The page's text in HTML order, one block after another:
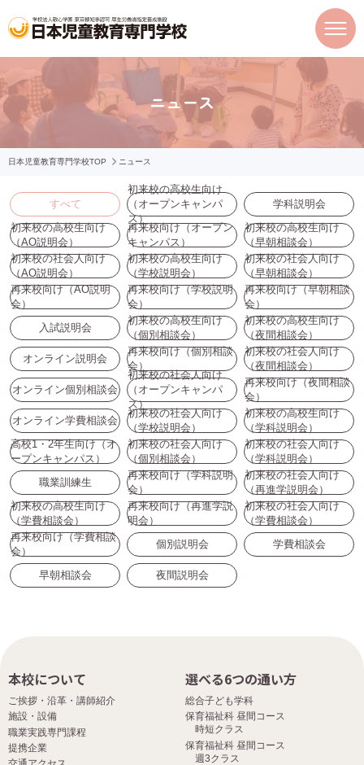
ニュース
日本児童教育専門学校TOP ニュース
すべて
初来校の高校生向け
（オープンキャンパ
ス）
学科説明会
初来校の高校生向け
（AO説明会）
再来校向け（オープン
キャンパス）
初来校の高校生向け
（早朝相談会）
初来校の社会人向け
（AO説明会）
初来校の高校生向け
（学校説明会）
初来校の社会人向け
（早朝相談会）
再来校向け（AO説明
会）
再来校向け（学校説明
会）
再来校向け（早朝相談
会）
入試説明会
初来校の高校生向け
（個別相談会）
初来校の高校生向け
（夜間相談会）
オンライン説明会
再来校向け（個別相談
会）
初来校の社会人向け
（夜間相談会）
オンライン個別相談会
初来校の社会人向け
（オープンキャンパ
ス）
再来校向け（夜間相談
会）
オンライン学費相談会
初来校の社会人向け
（学校説明会）
初来校の高校生向け
（学科説明会）
高校1・2年生向け（オ
ープンキャンパス）
初来校の社会人向け
（個別相談会）
初来校の社会人向け
（学科説明会）
職業訓練生
再来校向け（学科説明
会）
初来校の社会人向け
（再進学説明会）
初来校の高校生向け
（学費相談会）
再来校向け（再進学説
明会）
初来校の社会人向け
（学費相談会）
再来校向け（学費相談
会）
個別説明会 学費相談会
早朝相談会 夜間説明会
本校について
ご挨拶・沿革・講師紹介
施設・設備
職業実践専門課程
提携企業
選べる6つの通い方
総合子ども学科
保育福祉科 昼間コース
時短クラス
保育福祉科 昼間コース
週3クラス